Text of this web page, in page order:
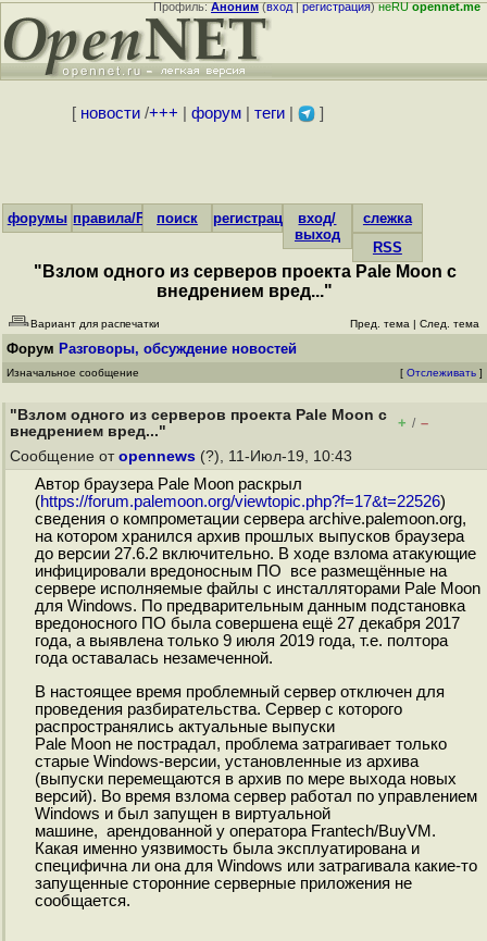
Профиль:Аноним(вход|регистрация)неRUopennet.me
[ новости/+++ форум| теги| ]
форумы правила/FAQпоиск регистрациявход/
выход
слежка
RSS
"Взлом одного из серверов проекта Pale Moon с
внедрением вред..."
Вариант для распечатки Пред. тема | След. тема
Форум Разговоры, обсуждение новостей
Изначальное сообщение [ Отслеживать ]
"Взлом одного из серверов проекта Pale Moon с
внедрением вред..."
+ / –
Сообщение от opennews (?), 11-Июл-19, 10:43
Автор браузера Pale Moon раскрыл
(https://forum.palemoon.org/viewtopic.php?f=17&t=22526)
сведения о компрометации сервера archive.palemoon.org,
на котором хранился архив прошлых выпусков браузера
до версии 27.6.2 включительно. В ходе взлома атакующие
инфицировали вредоносным ПО все размещённые на
сервере исполняемые файлы с инсталляторами Pale Moon
для Windows. По предварительным данным подстановка
вредоносного ПО была совершена ещё 27 декабря 2017
года, а выявлена только 9 июля 2019 года, т.е. полтора
года оставалась незамеченной.
В настоящее время проблемный сервер отключен для
проведения разбирательства. Сервер с которого
распространялись актуальные выпуски
Pale Moon не пострадал, проблема затрагивает только
старые Windows-версии, установленные из архива
(выпуски перемещаются в архив по мере выхода новых
версий). Во время взлома сервер работал по управлением
Windows и был запущен в виртуальной
машине, арендованной у оператора Frantech/BuyVM.
Какая именно уязвимость была эксплуатирована и
специфична ли она для Windows или затрагивала какие-то
запущенные сторонние серверные приложения не
сообщается.